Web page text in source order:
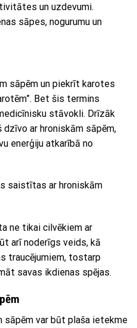
un uzdevumi.
sāpes, nogurumu un
sāpēm un piekrīt karotes
Bet šis termins
stāvokli. Drīzāk
ar hroniskām sāpēm,
enerģiju atkarībā no
saistītas ar hroniskām
ne tikai cilvēkiem ar
arī noderīgs veids, kā
traucējumiem, tostarp
savas ikdienas spējas.
sāpēm var būt plaša ietekme